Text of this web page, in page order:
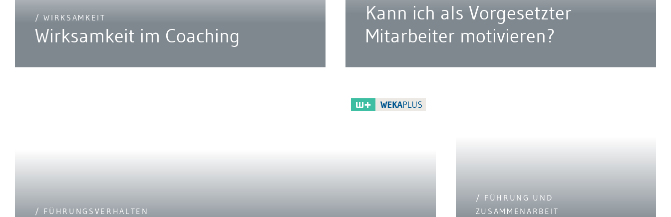
/ WIRKSAMKEIT
Wirksamkeit im Coaching
Kann ich als Vorgesetzter
Mitarbeiter motivieren?
/ FÜHRUNGSVERHALTEN
/ FÜHRUNG UND
ZUSAMMENARBEIT